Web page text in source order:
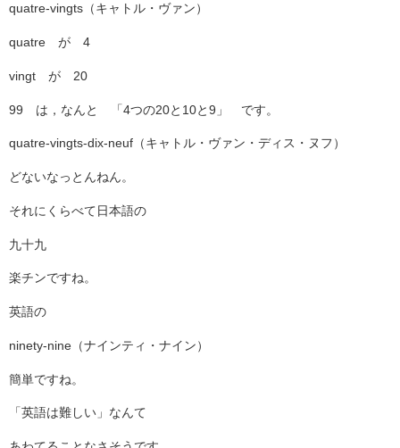
quatre-vingts（キャトル・ヴァン）
quatre が 4
vingt が 20
99 は，なんと 「4つの20と10と9」 です。
quatre-vingts-dix-neuf（キャトル・ヴァン・ディス・ヌフ）
どないなっとんねん。
それにくらべて日本語の
九十九
楽チンですね。
英語の
ninety-nine（ナインティ・ナイン）
簡単ですね。
「英語は難しい」なんて